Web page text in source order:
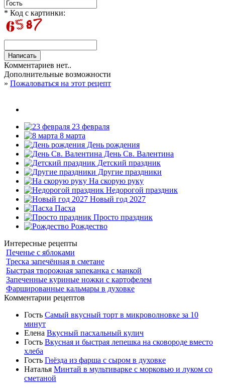
* Код с картинки:
Комментариев нет..
Дополнительные возможности
» Пожаловаться на этот рецепт
23 февраля
8 марта
День рождения
День Св. Валентина
Детский праздник
Другие праздники
На скорую руку
Недорогой праздник
Новый год 2027
Пасха
Просто праздник
Рождество
Интересные рецепты
Печенье с яблоками
Треска запечённая в сметане
Быстрая творожная запеканка с манкой
Запеченные куриные ножки с картофелем
Фаршированные кальмары в духовке
Комментарии рецептов
Гость Самый вкусный торт в микроволновке за 10
минут
Елена Вкусный пасхальный кулич
Гость Вкусная и быстрая лепешка на сковороде вместо
хлеба
Гость Гнёзда из фарша с сыром в духовке
Наталья Минтай в мультиварке с морковью и луком со
сметаной